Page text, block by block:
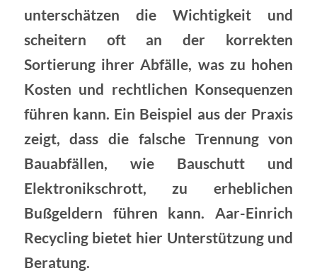
unterschätzen die Wichtigkeit und
scheitern oft an der korrekten
Sortierung ihrer Abfälle, was zu hohen
Kosten und rechtlichen Konsequenzen
führen kann. Ein Beispiel aus der Praxis
zeigt, dass die falsche Trennung von
Bauabfällen, wie Bauschutt und
Elektronikschrott, zu erheblichen
Bußgeldern führen kann. Aar-Einrich
Recycling bietet hier Unterstützung und
Beratung.